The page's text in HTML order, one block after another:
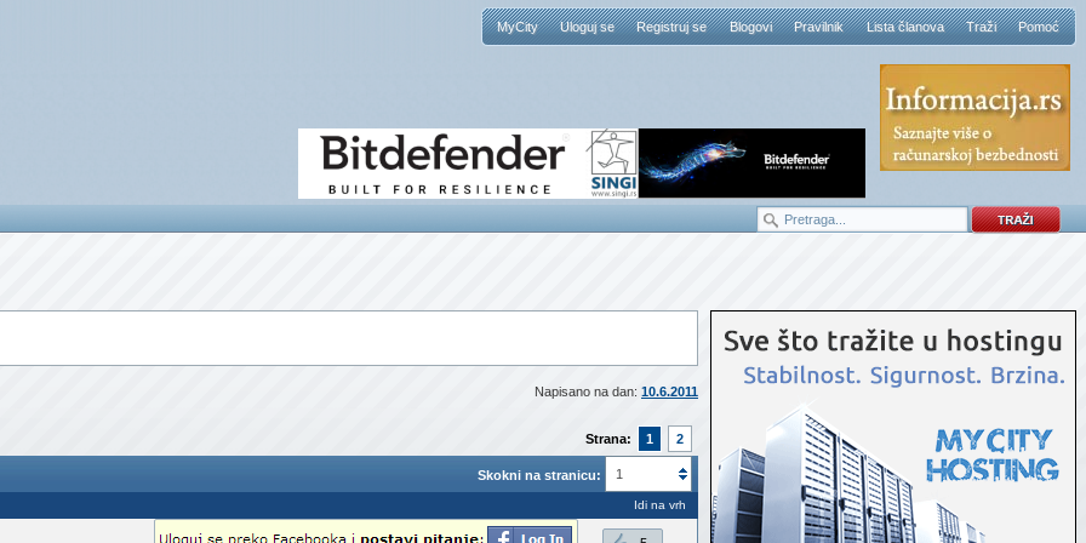
MyCity Uloguj se Registruj se Blogovi Pravilnik Lista članova Traži Pomoć
Napisano na dan: 10.6.2011
Strana: 1 2
Skokni na stranicu: 1
Idi na vrh